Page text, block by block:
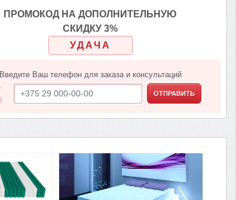
ПРОМОКОД НА ДОПОЛНИТЕЛЬНУЮ
СКИДКУ 3%
УДАЧА
Введите Ваш телефон для заказа и консультаций
ОТПРАВИТЬ